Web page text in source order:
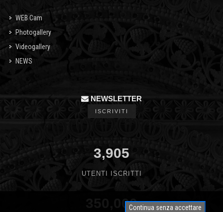
WEB Cam
Photogallery
Videogallery
NEWS
NEWSLETTER
ISCRIVITI
3,905
UTENTI ISCRITTI
350,000Continua senza accettare